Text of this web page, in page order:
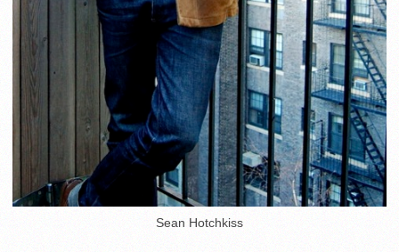
Sean Hotchkiss